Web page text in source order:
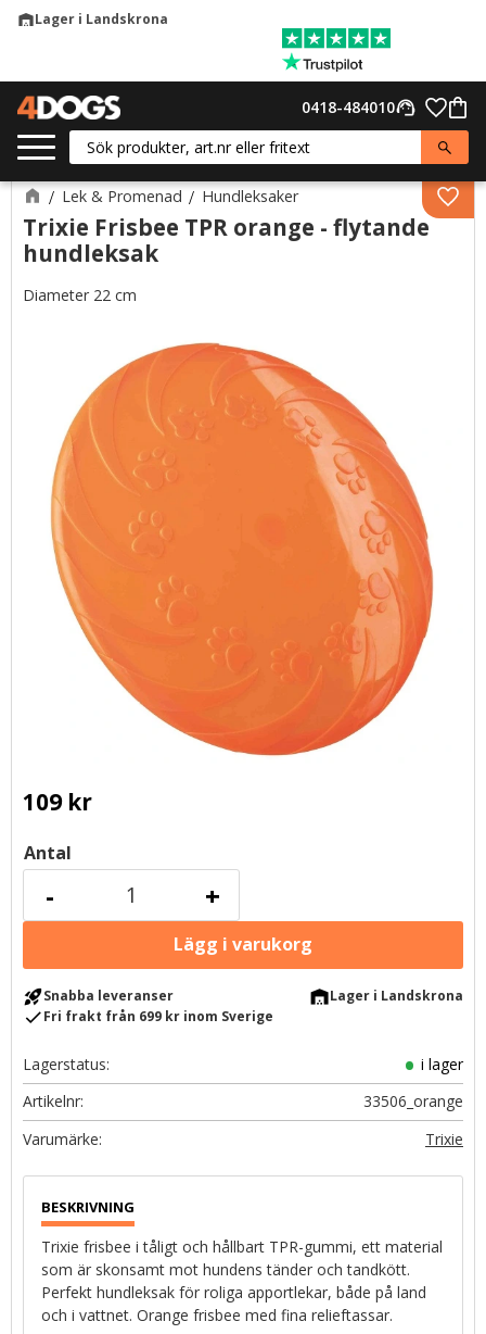
warehouseLager i Landskrona
support_agent
0418-484010
Lek & Promenad Hundleksaker
Trixie Frisbee TPR orange - flytande
hundleksak
Diameter 22 cm
109kr
Antal
+
-
rocket_launchSnabba leveranser warehouseLager i Landskrona
checkFri frakt från 699 kr inom Sverige
Lagerstatus
i lager
Artikelnr
33506_orange
Trixie
Trixie frisbee i tåligt och hållbart TPR-gummi, ett material
som är skonsamt mot hundens tänder och tandkött.
Perfekt hundleksak för roliga apportlekar, både på land
och i vattnet. Orange frisbee med fina relieftassar.